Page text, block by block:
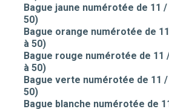
Bague jaune numérotée de 11
50)
Bague orange numérotée de
à 50)
Bague rouge numérotée de 11
à 50)
Bague verte numérotée de 11
50)
Bague blanche numérotée de